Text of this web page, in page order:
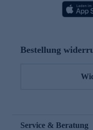
Bestellung
Service & Beratung